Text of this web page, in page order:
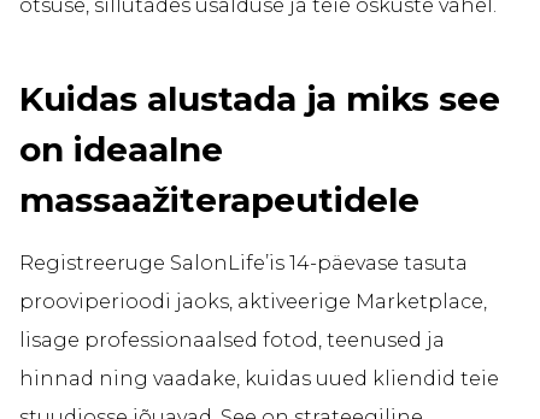
otsuse, sillutades usalduse ja teie oskuste vahel.
Kuidas alustada ja miks see
on ideaalne
massaažiterapeutidele
Registreeruge SalonLife’is 14-päevase tasuta
prooviperioodi jaoks, aktiveerige Marketplace,
lisage professionaalsed fotod, teenused ja
hinnad ning vaadake, kuidas uued kliendid teie